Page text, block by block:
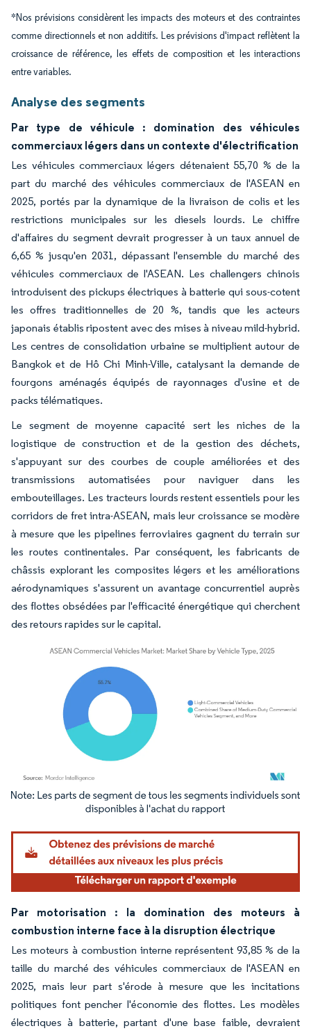
*Nos prévisions considèrent les impacts des moteurs et des contraintes
comme directionnels et non additifs. Les prévisions d'impact reflètent la
croissance de référence, les effets de composition et les interactions
entre variables.
Analyse des segments
Par type de véhicule : domination des véhicules
commerciaux légers dans un contexte d'électrification
Les véhicules commerciaux légers détenaient 55,70 % de la
part du marché des véhicules commerciaux de l'ASEAN en
2025, portés par la dynamique de la livraison de colis et les
restrictions municipales sur les diesels lourds. Le chiffre
d'affaires du segment devrait progresser à un taux annuel de
6,65 % jusqu'en 2031, dépassant l'ensemble du marché des
véhicules commerciaux de l'ASEAN. Les challengers chinois
introduisent des pickups électriques à batterie qui sous-cotent
les offres traditionnelles de 20 %, tandis que les acteurs
japonais établis ripostent avec des mises à niveau mild-hybrid.
Les centres de consolidation urbaine se multiplient autour de
Bangkok et de Hô Chi Minh-Ville, catalysant la demande de
fourgons aménagés équipés de rayonnages d'usine et de
packs télématiques.
Le segment de moyenne capacité sert les niches de la
logistique de construction et de la gestion des déchets,
s'appuyant sur des courbes de couple améliorées et des
transmissions automatisées pour naviguer dans les
embouteillages. Les tracteurs lourds restent essentiels pour les
corridors de fret intra-ASEAN, mais leur croissance se modère
à mesure que les pipelines ferroviaires gagnent du terrain sur
les routes continentales. Par conséquent, les fabricants de
châssis explorant les composites légers et les améliorations
aérodynamiques s'assurent un avantage concurrentiel auprès
des flottes obsédées par l'efficacité énergétique qui cherchent
des retours rapides sur le capital.
Image © Mordor Intelligence. La réutilisation nécessite une attribution sous CC BY
Par motorisation : la domination des moteurs à
combustion interne face à la disruption électrique
Les moteurs à combustion interne représentent 93,85 % de la
taille du marché des véhicules commerciaux de l'ASEAN en
2025, mais leur part s'érode à mesure que les incitations
politiques font pencher l'économie des flottes. Les modèles
électriques à batterie, partant d'une base faible, devraient